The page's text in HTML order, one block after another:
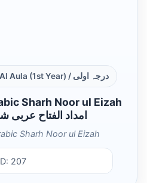
Al Aula (1st Year) / درجہ اولی
Sharh Noor ul Eizah
امداد الفتاح عربی
Sharh Noor ul Eizah
207